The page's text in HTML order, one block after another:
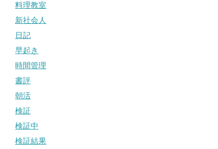
料理教室
新社会人
日記
早起き
時間管理
書評
朝活
検証
検証中
検証結果